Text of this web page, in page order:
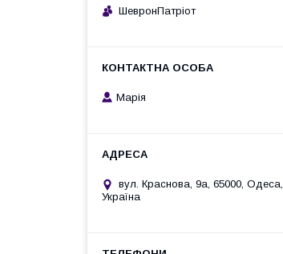
ШевронПатріот
Марія
вул. Краснова, 9а, 65000, Одеса,
Україна